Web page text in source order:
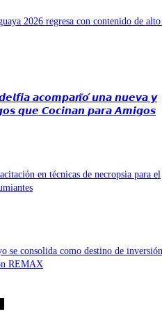
2026 regresa con contenido de
𝙖𝙘𝙤𝙢𝙥𝙖𝙣̃𝙤́ 𝙪𝙣𝙖 𝙣𝙪𝙚𝙫𝙖 𝙮
𝙦𝙪𝙚 𝘾𝙤𝙘𝙞𝙣𝙖𝙣 𝙥𝙖𝙧𝙖 𝘼𝙢𝙞𝙜𝙤𝙨
en técnicas de necropsia para el
se consolida como destino de inversión
REMAX